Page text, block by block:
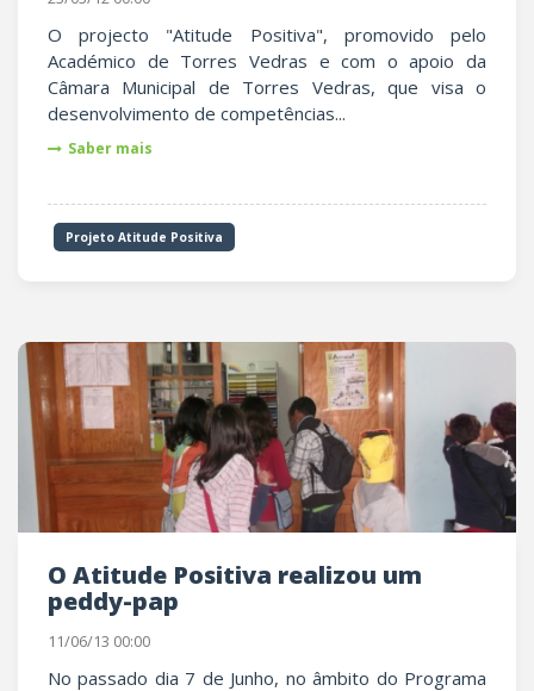
O projecto "Atitude Positiva", promovido pelo
Académico de Torres Vedras e com o apoio da
Câmara Municipal de Torres Vedras, que visa o
desenvolvimento de competências...
Saber mais
Projeto Atitude Positiva
O Atitude Positiva realizou um
peddy-pap
11/06/13 00:00
No passado dia 7 de Junho, no âmbito do Programa